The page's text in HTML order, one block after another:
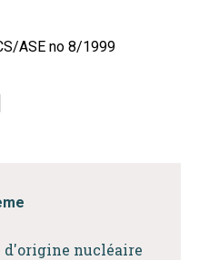
ASE no 8/1999
d'origine nucléaire